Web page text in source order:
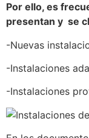
Por ello, es
presentan y se
-Nuevas
-Instalaciones
-Instalaciones